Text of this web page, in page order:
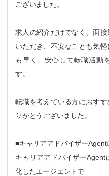
ございました。
求人の紹介だけでなく、面
いただき、不安なことも気
も早く、安心して転職活動
す。
転職を考えている方におす
りがとうございました。
■キャリアアドバイザーAgent
キャリアアドバイザー
化したエージェントで